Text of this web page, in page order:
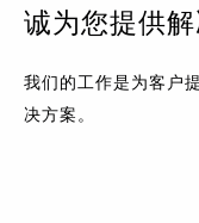
诚为您提供
我们的工作是为客户
决方案。